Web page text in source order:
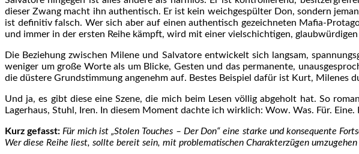
dieser Zwang macht ihn authentisch. Er ist kein weichgespülter Don, sondern
ist definitiv falsch. Wer sich aber auf einen authentisch gezeichneten Mafia-
und immer in der ersten Reihe kämpft, wird mit einer vielschichtigen,
Die Beziehung zwischen Milene und Salvatore entwickelt sich langsam,
weniger um große Worte als um Blicke, Gesten und das permanente,
die düstere Grundstimmung angenehm auf. Bestes Beispiel dafür ist Kurt,
Und ja, es gibt diese eine Szene, die mich beim Lesen völlig abgeholt hat. So
Lagerhaus, Stuhl, Iren. In diesem Moment dachte ich wirklich: Wow. Was. Für. Eine.
Kurz gefasst: Für mich ist „Stolen Touches – Der Don“ eine starke und konsequente
Wer diese Reihe liest, sollte bereit sein, mit problematischen Charakterzügen